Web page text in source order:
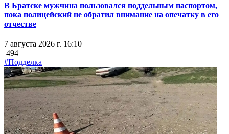
В Братске мужчина пользовался поддельным паспортом,
пока полицейский не обратил внимание на опечатку в его
отчестве
7 августа 2026 г. 16:10
494
#Подделка